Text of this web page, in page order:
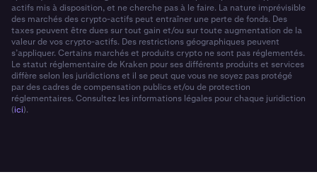
actifs mis à disposition, et ne cherche pas à le faire. La nature imprévisible
des marchés des crypto-actifs peut entraîner une perte de fonds. Des
taxes peuvent être dues sur tout gain et/ou sur toute augmentation de la
valeur de vos crypto-actifs. Des restrictions géographiques peuvent
s’appliquer. Certains marchés et produits crypto ne sont pas réglementés.
Le statut réglementaire de Kraken pour ses différents produits et services
diffère selon les juridictions et il se peut que vous ne soyez pas protégé
par des cadres de compensation publics et/ou de protection
réglementaires. Consultez les informations légales pour chaque juridiction
(ici).